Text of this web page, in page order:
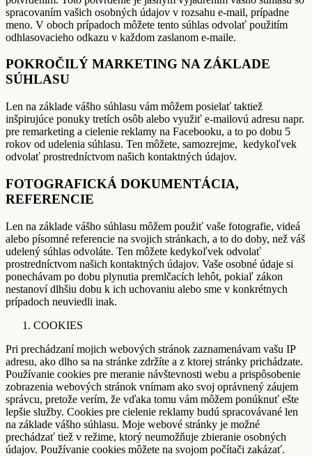
spracovaním vašich osobných údajov v rozsahu e-mail, prípadne
meno. V oboch prípadoch môžete tento súhlas odvolať použitím
odhlasovacieho odkazu v každom zaslanom e-maile.
POKROČILÝ MARKETING NA ZÁKLADE
SÚHLASU
Len na základe vášho súhlasu vám môžem posielať taktiež
inšpirujúce ponuky tretích osôb alebo využiť e-mailovú adresu napr.
pre remarketing a cielenie reklamy na Facebooku, a to po dobu 5
rokov od udelenia súhlasu. Ten môžete, samozrejme, kedykoľvek
odvolať prostredníctvom našich kontaktných údajov.
FOTOGRAFICKÁ DOKUMENTÁCIA,
REFERENCIE
Len na základe vášho súhlasu môžem použiť vaše fotografie, videá
alebo písomné referencie na svojich stránkach, a to do doby, než váš
udelený súhlas odvoláte. Ten môžete kedykoľvek odvolať
prostredníctvom našich kontaktných údajov. Vaše osobné údaje si
ponechávam po dobu plynutia premlčacích lehôt, pokiaľ zákon
nestanoví dlhšiu dobu k ich uchovaniu alebo sme v konkrétnych
prípadoch neuviedli inak.
COOKIES
Pri prechádzaní mojich webových stránok zaznamenávam vašu IP
adresu, ako dlho sa na stránke zdržíte a z ktorej stránky prichádzate.
Používanie cookies pre meranie návštevnosti webu a prispôsobenie
zobrazenia webových stránok vnímam ako svoj oprávnený záujem
správcu, pretože verím, že vďaka tomu vám môžem ponúknuť ešte
lepšie služby. Cookies pre cielenie reklamy budú spracovávané len
na základe vášho súhlasu. Moje webové stránky je možné
prechádzať tiež v režime, ktorý neumožňuje zbieranie osobných
údajov. Používanie cookies môžete na svojom počítači zakázať.